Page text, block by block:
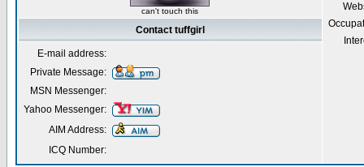
can't touch this
Contact tuffgirl
E-mail address:
Private Message:
MSN Messenger:
Yahoo Messenger:
AIM Address:
ICQ Number: